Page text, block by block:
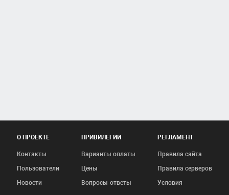
О ПРОЕКТЕ
Контакты
Пользователи
Новости
ПРИВИЛЕГИИ
Варианты оплаты
Цены
Вопросы-ответы
РЕГЛАМЕНТ
Правила сайта
Правила серверов
Условия